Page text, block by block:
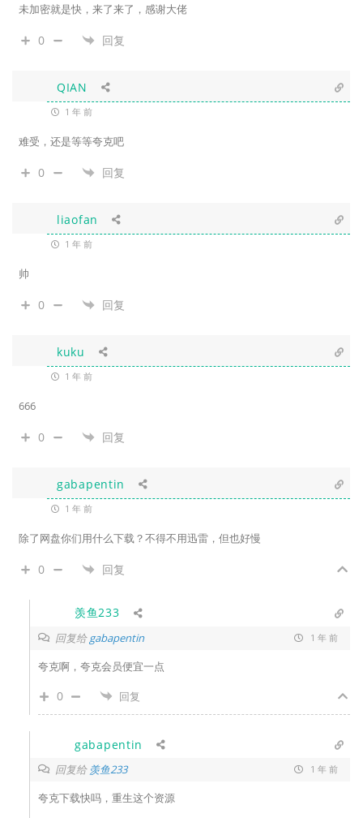
未加密就是快，来了来了，感谢大佬
0 回复
QIAN
1 年 前
难受，还是等等夸克吧
0 回复
liaofan
1 年 前
帅
0 回复
kuku
1 年 前
666
0 回复
gabapentin
1 年 前
除了网盘你们用什么下载？不得不用迅雷，但也好慢
0 回复
羡鱼233
回复给gabapentin 1 年 前
夸克啊，夸克会员便宜一点
0 回复
gabapentin
回复给 羡鱼233 1 年 前
夸克下载快吗，重生这个资源